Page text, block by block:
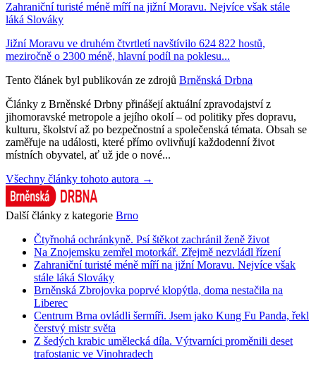
Zahraniční turisté méně míří na jižní Moravu. Nejvíce však stále
láká Slováky
Jižní Moravu ve druhém čtvrtletí navštívilo 624 822 hostů,
meziročně o 2300 méně, hlavní podíl na poklesu...
Tento článek byl publikován ze zdrojů Brněnská Drbna
Články z Brněnské Drbny přinášejí aktuální zpravodajství z
jihomoravské metropole a jejího okolí – od politiky přes dopravu,
kulturu, školství až po bezpečnostní a společenská témata. Obsah se
zaměřuje na události, které přímo ovlivňují každodenní život
místních obyvatel, ať už jde o nové...
Všechny články tohoto autora →
Další články z kategorie Brno
Čtyřnohá ochránkyně. Psí štěkot zachránil ženě život
Na Znojemsku zemřel motorkář. Zřejmě nezvládl řízení
Zahraniční turisté méně míří na jižní Moravu. Nejvíce však
stále láká Slováky
Brněnská Zbrojovka poprvé klopýtla, doma nestačila na
Liberec
Centrum Brna ovládli šermíři. Jsem jako Kung Fu Panda, řekl
čerstvý mistr světa
Z šedých krabic umělecká díla. Výtvarníci proměnili deset
trafostanic ve Vinohradech